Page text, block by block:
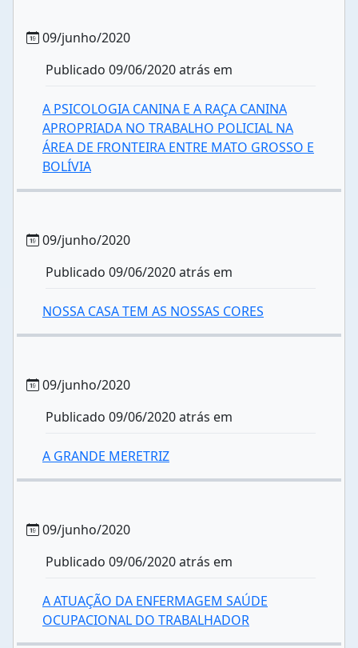
09/junho/2020
Publicado 09/06/2020 atrás em
A PSICOLOGIA CANINA E A RAÇA CANINA
APROPRIADA NO TRABALHO POLICIAL NA
ÁREA DE FRONTEIRA ENTRE MATO GROSSO E
BOLÍVIA
09/junho/2020
Publicado 09/06/2020 atrás em
NOSSA CASA TEM AS NOSSAS CORES
09/junho/2020
Publicado 09/06/2020 atrás em
A GRANDE MERETRIZ
09/junho/2020
Publicado 09/06/2020 atrás em
A ATUAÇÃO DA ENFERMAGEM SAÚDE
OCUPACIONAL DO TRABALHADOR